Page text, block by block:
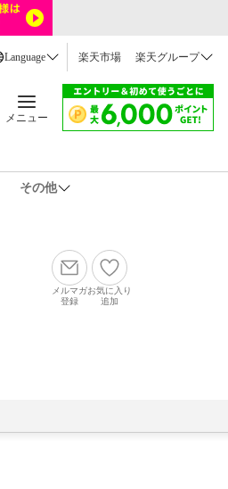
Language 楽天市場 楽天グループ
メニュー
その他
メルマガ
登録
お気に入り
追加